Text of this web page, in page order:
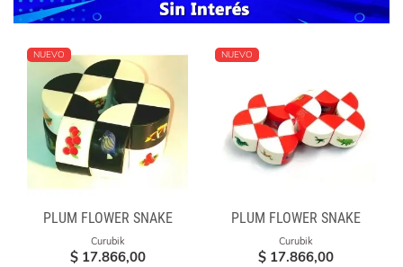
NUEVO
PLUM FLOWER SNAKE
Curubik
$ 17.866,00
NUEVO
PLUM FLOWER SNAKE
Curubik
$ 17.866,00